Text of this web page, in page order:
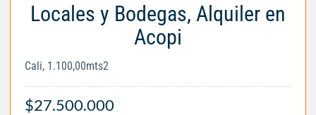
Locales y Bodegas, Alquiler en
Acopi
Cali, 1.100,00mts2
$27.500.000